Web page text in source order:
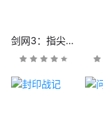
剑网3：指尖江湖